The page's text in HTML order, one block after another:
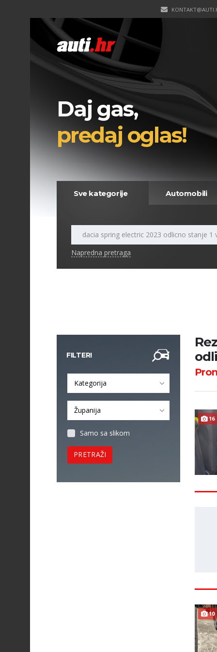
Daj gas,
predaj oglas!
Sve kategorije Automobili
Napredna pretraga
FILTERI
Kategorija
Županija
Samo sa slikom
PRETRAŽI
16
10